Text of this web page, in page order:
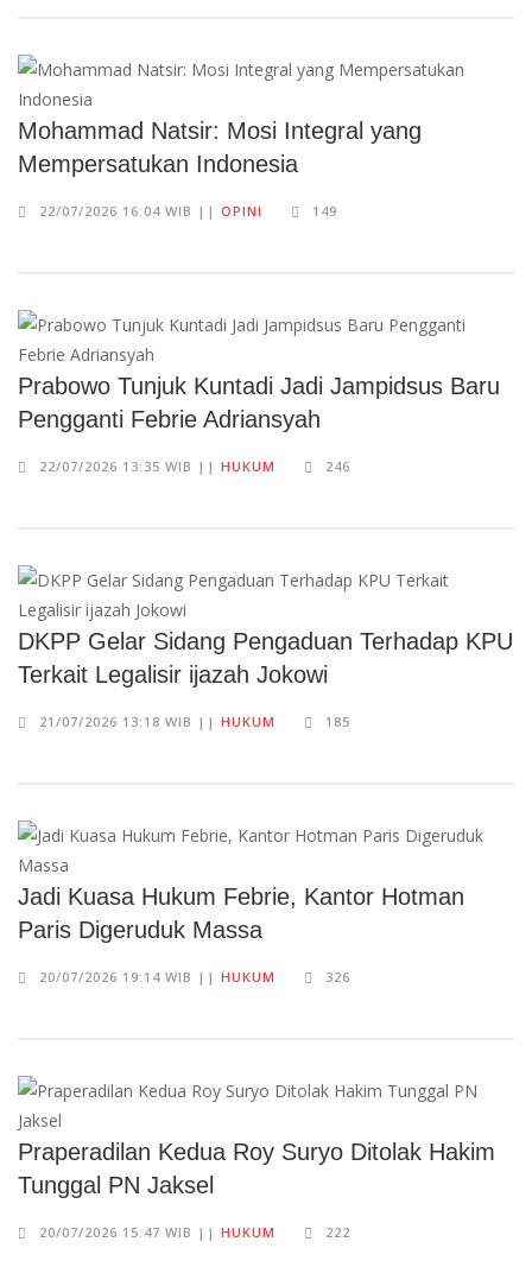
Mohammad Natsir: Mosi Integral yang
Mempersatukan Indonesia
22/07/2026 16:04 WIB || OPINI 149
Prabowo Tunjuk Kuntadi Jadi Jampidsus Baru
Pengganti Febrie Adriansyah
22/07/2026 13:35 WIB || HUKUM 246
DKPP Gelar Sidang Pengaduan Terhadap KPU
Terkait Legalisir ijazah Jokowi
21/07/2026 13:18 WIB || HUKUM 185
Jadi Kuasa Hukum Febrie, Kantor Hotman
Paris Digeruduk Massa
20/07/2026 19:14 WIB || HUKUM 326
Praperadilan Kedua Roy Suryo Ditolak Hakim
Tunggal PN Jaksel
20/07/2026 15:47 WIB || HUKUM 222